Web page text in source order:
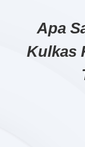
Apa
Kulkas